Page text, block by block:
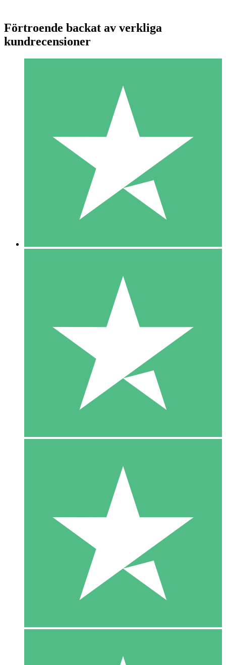
Individuella Kreditpaket
Betala per användning med nedladdningskrediter. Inget
1 Nedladdningar
10 00
10 Nedladdningar
20 00
Förtroende backat av verkliga
kundrecensioner